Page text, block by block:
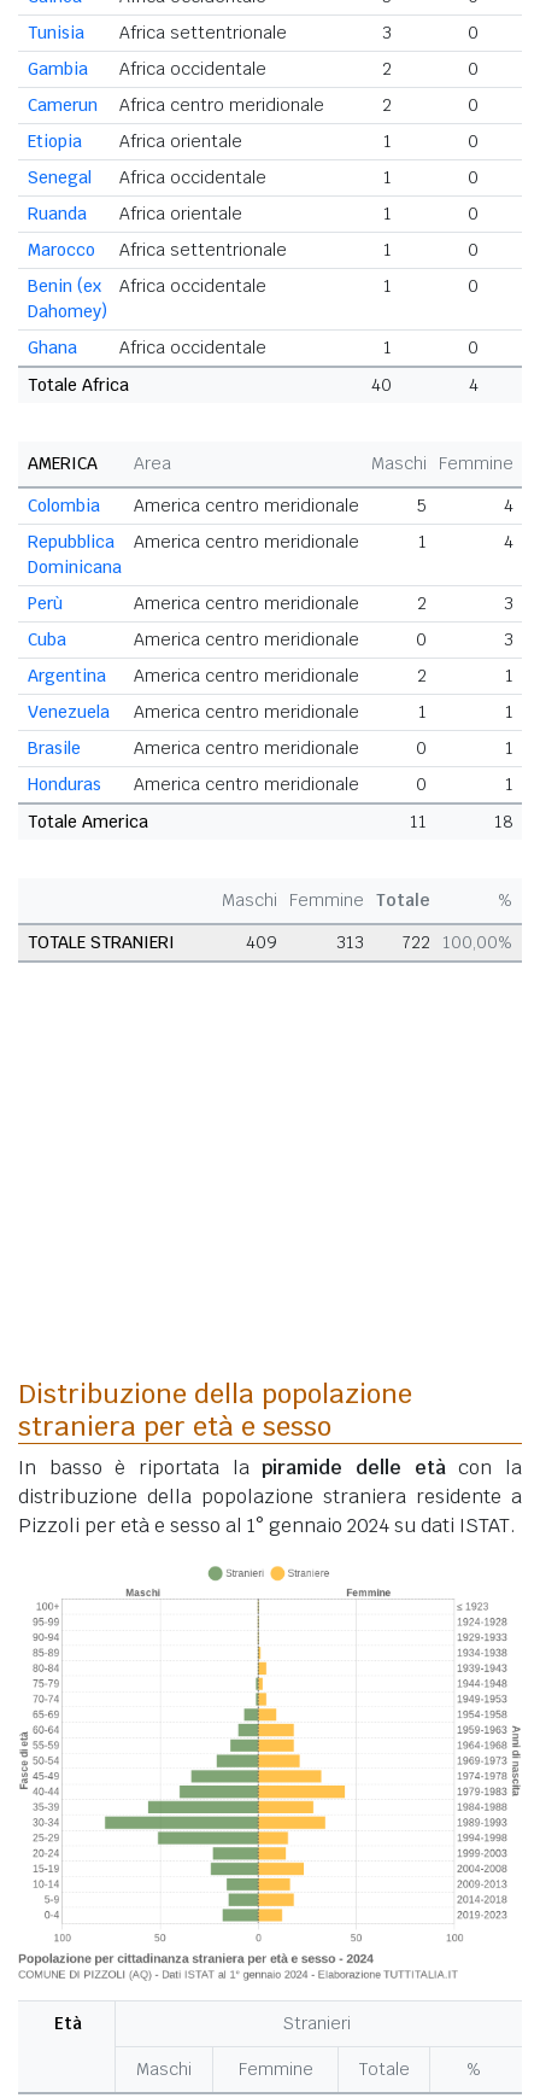
Tunisia
Africa settentrionale 3 0
Gambia
Africa occidentale 2 0
Camerun
Africa centro meridionale 2 0
Etiopia
Africa orientale 1 0
Senegal
Africa occidentale 1 0
Ruanda
Africa orientale 1 0
Marocco
Africa settentrionale 1 0
Benin (ex
Dahomey)
Africa occidentale 1 0
Ghana Africa occidentale 1 0
Totale Africa
40 4
AMERICA Area Maschi Femmine
Colombia
America centro meridionale 5
4
Repubblica
Dominicana
America centro meridionale 1 4
Perù America centro meridionale 2
3
Cuba
America centro meridionale 0
3
Argentina
America centro meridionale 2
1
Venezuela
America centro meridionale 1
1
Brasile
America centro meridionale 0
1
Honduras
America centro meridionale 0
1
Totale America
11 18
Maschi Femmine Totale
%
TOTALE STRANIERI
409 313 722 100,00%
Distribuzione della popolazione
straniera per età e sesso
In basso è riportata lapiramide delle etàcon la
distribuzione della popolazione straniera residente a
Pizzoli per età e sesso al 1° gennaio 2024 su dati ISTAT.
Età Stranieri
Maschi Femmine Totale
%